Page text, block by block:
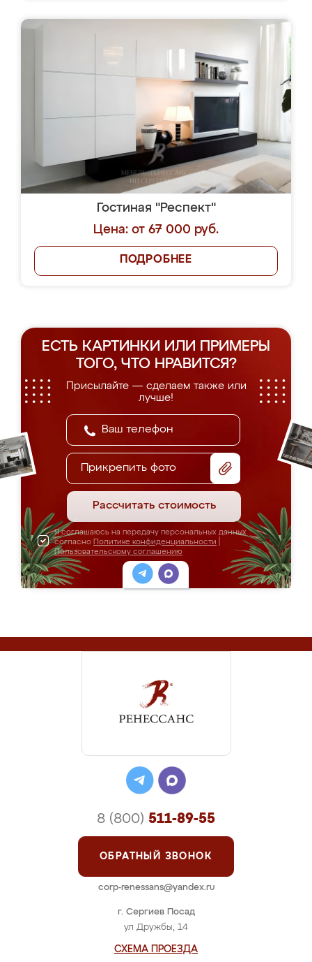
Гостиная "Респект"
Цена: от 67 000 руб.
ПОДРОБНЕЕ
ЕСТЬ КАРТИНКИ ИЛИ ПРИМЕРЫ
ТОГО, ЧТО НРАВИТСЯ?
Присылайте — сделаем также или
лучше!
Прикрепить фото
Рассчитать стоимость
Я соглашаюсь на передачу персональных данных
согласно Политике конфиденциальности
Пользовательскому соглашению
г. Сергиев Посад
ул Дружбы, 14
СХЕМА ПРОЕЗДА
8 (800) 511-89-55
ОБРАТНЫЙ ЗВОНОК
corp-renessans@yandex.ru